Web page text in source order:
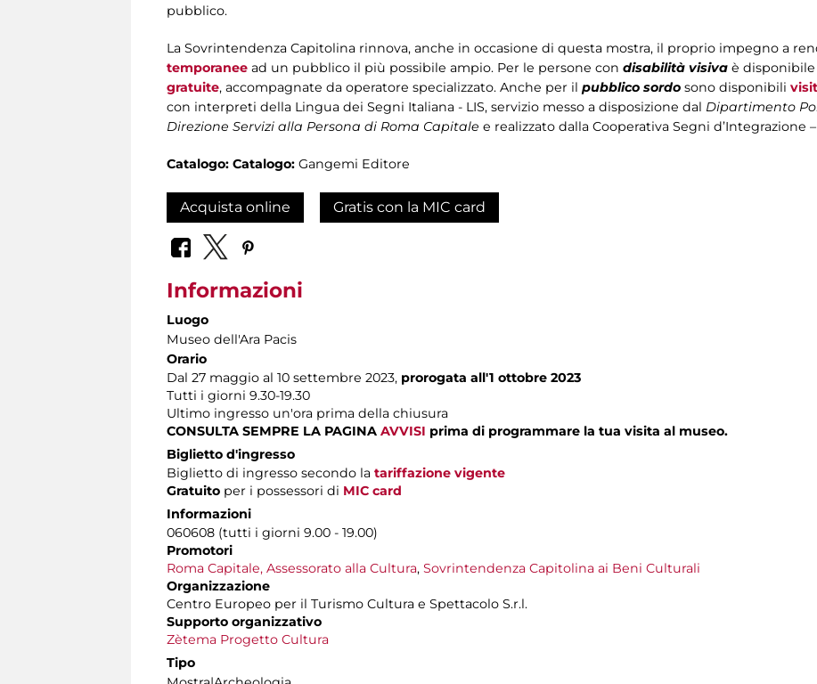
pubblico.
La Sovrintendenza Capitolina rinnova, anche in occasione di questa mostra, il proprio impegno a
temporanee ad un pubblico il più possibile ampio. Per le persone con disabilità visiva è
gratuite, accompagnate da operatore specializzato. Anche per il pubblico sordo sono disponibili
con interpreti della Lingua dei Segni Italiana - LIS, servizio messo a disposizione dal Dipartimento
Direzione Servizi alla Persona di Roma Capitale e realizzato dalla Cooperativa Segni d’Integrazione –
Catalogo: Catalogo: Gangemi Editore
Acquista online Gratis con la MIC card
Informazioni
Luogo
Museo dell'Ara Pacis
Orario
Dal 27 maggio al 10 settembre 2023, prorogata all'1 ottobre 2023
Tutti i giorni 9.30-19.30
Ultimo ingresso un'ora prima della chiusura
CONSULTA SEMPRE LA PAGINA AVVISI prima di programmare la tua visita al museo.
Biglietto d'ingresso
Biglietto di ingresso secondo la tariffazione vigente
Gratuito per i possessori di MIC card
Informazioni
060608 (tutti i giorni 9.00 - 19.00)
Promotori
Roma Capitale, Assessorato alla Cultura, Sovrintendenza Capitolina ai Beni Culturali
Organizzazione
Centro Europeo per il Turismo Cultura e Spettacolo S.r.l.
Supporto organizzativo
Zètema Progetto Cultura
Tipo